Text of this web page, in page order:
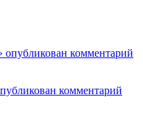
комментарий